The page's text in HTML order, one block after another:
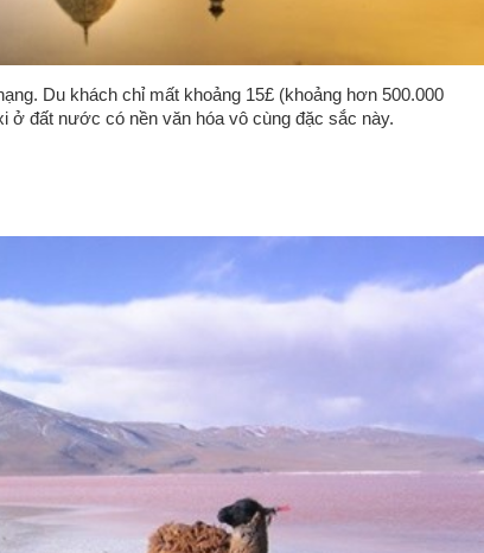
Du khách chỉ mất khoảng 15£ (khoảng hơn 500.000
ở đất nước có nền văn hóa vô cùng đặc sắc này.